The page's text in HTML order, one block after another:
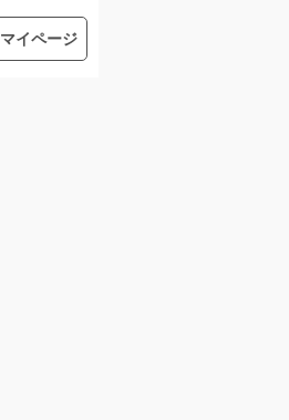
マイページ